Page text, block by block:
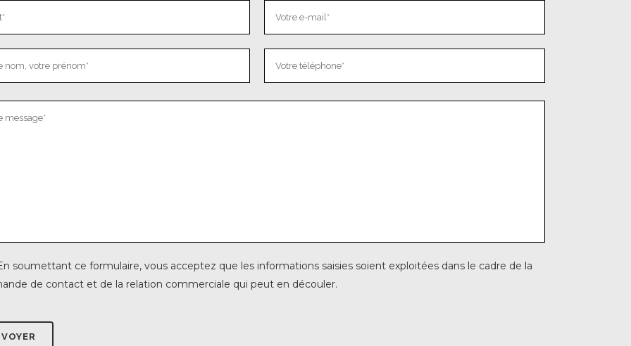
soumettant ce formulaire, vous acceptez que les informations saisies soient exploitées dans le cadre de la
de contact et de la relation commerciale qui peut en découler.